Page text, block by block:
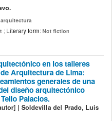
; Literary form: Not fiction
en los talleres
Arquitectura de Lima:
generales de una
diseño arquitectónico
Palacios.
| Soldevilla del Prado, Luis